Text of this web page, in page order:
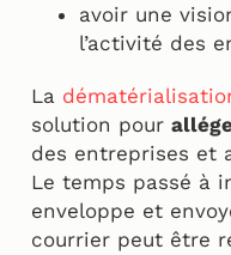
avoir une
l’activité des
La
solution pour
des entreprises et
Le temps passé à
enveloppe et
courrier peut être